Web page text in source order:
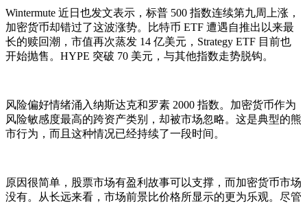
Wintermute 近日也发文表示，标普 500 指数连续第九周上涨，
加密货币却错过了这波涨势。比特币 ETF 遭遇自推出以来最
长的赎回潮，市值再次蒸发 14 亿美元，Strategy ETF 目前也
开始抛售。HYPE 突破 70 美元，与其他指数走势脱钩。
风险偏好情绪涌入纳斯达克和罗素 2000 指数。加密货币作为
风险敏感度最高的跨资产类别，却被市场忽略。这是典型的熊
市行为，而且这种情况已经持续了一段时间。
原因很简单，股票市场有盈利故事可以支撑，而加密货币市场
没有。从长远来看，市场前景比价格所显示的更为乐观。尽管